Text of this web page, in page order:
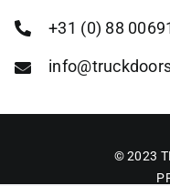
+31 (0) 88
© 2023